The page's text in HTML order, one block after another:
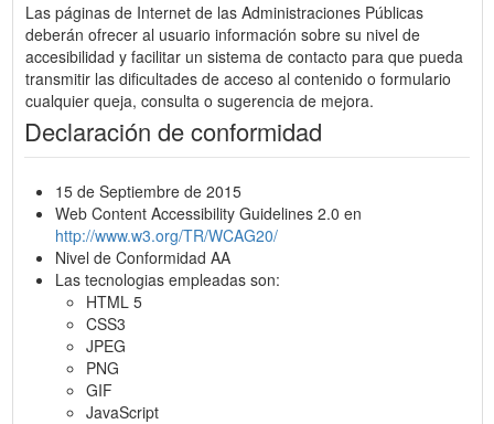
Las páginas de Internet de las Administraciones Públicas
deberán ofrecer al usuario información sobre su nivel de
accesibilidad y facilitar un sistema de contacto para que pueda
transmitir las dificultades de acceso al contenido o formulario
cualquier queja, consulta o sugerencia de mejora.
Declaración de conformidad
15 de Septiembre de 2015
Web Content Accessibility Guidelines 2.0 en
http://www.w3.org/TR/WCAG20/
Nivel de Conformidad AA
Las tecnologias empleadas son:
HTML 5
CSS3
JPEG
PNG
GIF
JavaScript